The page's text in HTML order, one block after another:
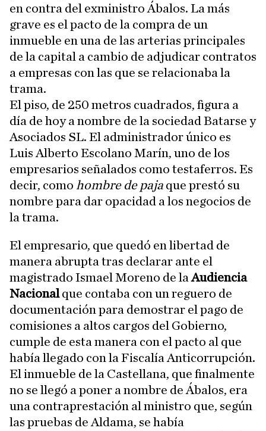
en contra del exministro Ábalos. La más
grave es el pacto de la compra de un
inmueble en una de las arterias principales
de la capital a cambio de adjudicar contratos
a empresas con las que se relacionaba la
trama.
El piso, de 250 metros cuadrados, figura a
día de hoy a nombre de la sociedad Batarse y
Asociados SL. El administrador único es
Luis Alberto Escolano Marín, uno de los
empresarios señalados como testaferros. Es
decir, como hombre de paja que prestó su
nombre para dar opacidad a los negocios de
la trama.
El empresario, que quedó en libertad de
manera abrupta tras declarar ante el
magistrado Ismael Moreno de laAudiencia
Nacionalque contaba con un reguero de
documentación para demostrar el pago de
comisiones a altos cargos del Gobierno,
cumple de esta manera con el pacto al que
había llegado con la Fiscalía Anticorrupción.
El inmueble de la Castellana, que finalmente
no se llegó a poner a nombre de Ábalos, era
una contraprestación al ministro que, según
las pruebas de Aldama, se había